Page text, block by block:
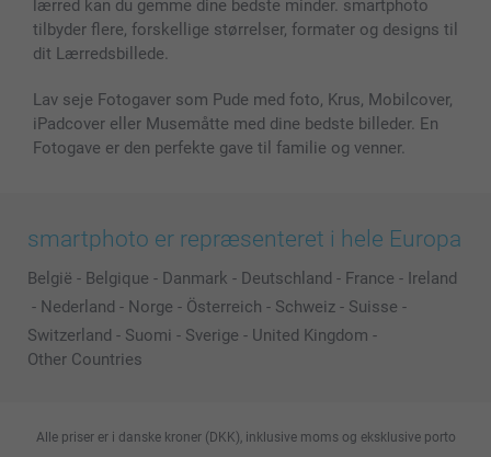
Alle fotoprodukter
lærred kan du gemme dine bedste minder. smartphoto
tilbyder flere, forskellige størrelser, formater og designs til
dit Lærredsbillede.
Lav seje Fotogaver som Pude med foto, Krus, Mobilcover,
iPadcover eller Musemåtte med dine bedste billeder. En
Fotogave er den perfekte gave til familie og venner.
smartphoto er repræsenteret i hele Europa
België - Belgique - Danmark - Deutschland - France - Ireland
- Nederland - Norge - Österreich - Schweiz - Suisse -
Switzerland - Suomi - Sverige - United Kingdom -
Other Countries
Alle priser er i danske kroner (DKK), inklusive moms og eksklusive porto